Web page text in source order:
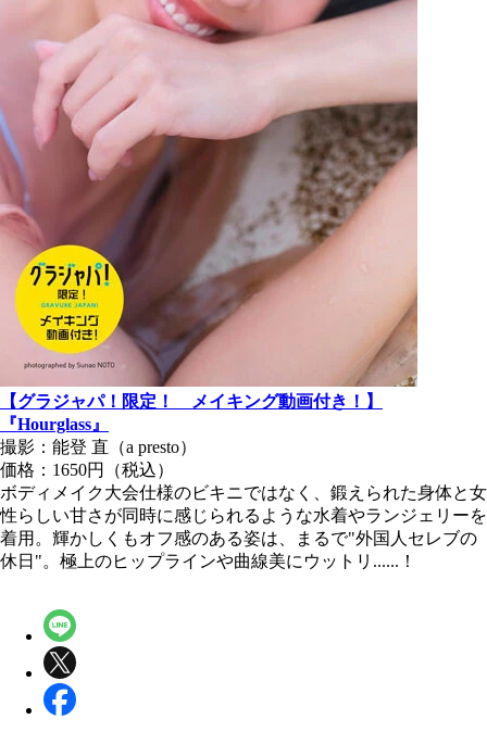
【グラジャパ！限定！ メイキング動画付き！】
『Hourglass』
撮影：能登 直（a presto）
価格：1650円（税込）
ボディメイク大会仕様のビキニではなく、鍛えられた身体と女
性らしい甘さが同時に感じられるような水着やランジェリーを
着用。輝かしくもオフ感のある姿は、まるで"外国人セレブの
休日"。極上のヒップラインや曲線美にウットリ......！